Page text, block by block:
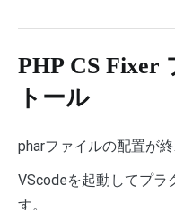
PHP CS Fixer
トール
pharファイルの配置が終
VScodeを起動してプラ
す。